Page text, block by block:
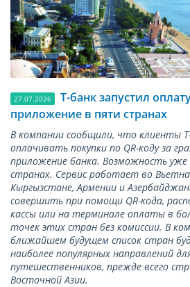
27.07.2026
Т-банк запустил
приложение в пяти странах
В компании сообщили, что клиенты
оплачивать покупки по QR-коду за
приложение банка. Возможность уже
странах. Сервис работает во
Кыргызстане, Армении и
совершить при помощи QR-кода,
кассы или на терминале оплаты в
точек этих стран без комиссии. В
ближайшем будущем список стран
наиболее популярных направлений
путешественников, прежде всего
Восточной Азии.